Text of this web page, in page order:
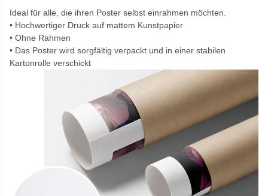
Ideal für alle, die ihren Poster selbst einrahmen möchten.
Hochwertiger Druck auf mattem Kunstpapier
Ohne Rahmen
Das Poster wird sorgfältig verpackt und in einer stabilen
Kartonrolle verschickt